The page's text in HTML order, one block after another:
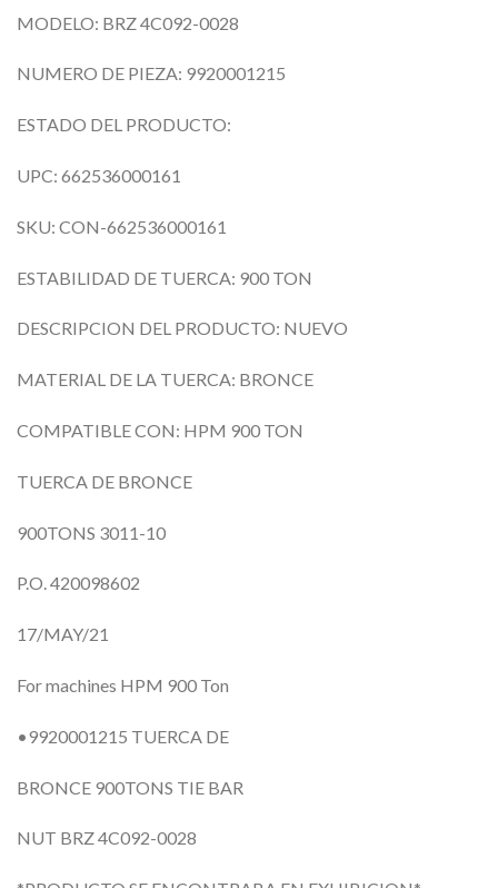
MODELO: BRZ 4C092-0028
NUMERO DE PIEZA: 9920001215
ESTADO DEL PRODUCTO:
UPC: 662536000161
SKU: CON-662536000161
ESTABILIDAD DE TUERCA: 900 TON
DESCRIPCION DEL PRODUCTO: NUEVO
MATERIAL DE LA TUERCA: BRONCE
COMPATIBLE CON: HPM 900 TON
TUERCA DE BRONCE
900TONS 3011-10
P.O. 420098602
17/MAY/21
For machines HPM 900 Ton
•9920001215 TUERCA DE
BRONCE 900TONS TIE BAR
NUT BRZ 4C092-0028